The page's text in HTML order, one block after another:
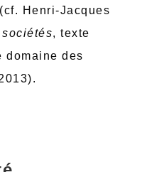
Henri-Jacques
, texte
domaine des